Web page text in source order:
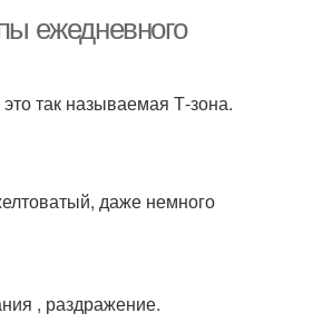
ежедневного
так называемая Т-зона.
даже немного
, раздражение.